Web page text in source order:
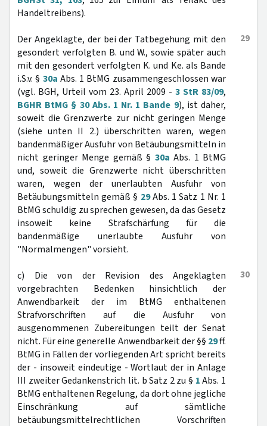
Handeltreibens).
29
Der Angeklagte, der bei der Tatbegehung mit den
gesondert verfolgten B. und W., sowie später auch
mit den gesondert verfolgten K. und Ke. als Bande
i.S.v. § 30a Abs. 1 BtMG zusammengeschlossen war
(vgl. BGH, Urteil vom 23. April 2009 - 3 StR 83/09,
BGHR BtMG § 30 Abs. 1 Nr. 1 Bande 9), ist daher,
soweit die Grenzwerte zur nicht geringen Menge
(siehe unten II 2.) überschritten waren, wegen
bandenmäßiger Ausfuhr von Betäubungsmitteln in
nicht geringer Menge gemäß § 30a Abs. 1 BtMG
und, soweit die Grenzwerte nicht überschritten
waren, wegen der unerlaubten Ausfuhr von
Betäubungsmitteln gemäß § 29Abs. 1 Satz 1 Nr. 1
BtMG schuldig zu sprechen gewesen, da das Gesetz
insoweit keine Strafschärfung für die
bandenmäßige unerlaubte Ausfuhr von
"Normalmengen" vorsieht.
30
c) Die von der Revision des Angeklagten
vorgebrachten Bedenken hinsichtlich der
Anwendbarkeit der im BtMG enthaltenen
Strafvorschriften auf die Ausfuhr von
ausgenommenen Zubereitungen teilt der Senat
nicht. Für eine generelle Anwendbarkeit der §§ 29ff.
BtMG in Fällen der vorliegenden Art spricht bereits
der - insoweit eindeutige - Wortlaut der in Anlage
III zweiter Gedankenstrich lit. b Satz 2 zu § 1Abs. 1
BtMG enthaltenen Regelung, da dort ohne jegliche
Einschränkung auf sämtliche
betäubungsmittelrechtlichen Vorschriften